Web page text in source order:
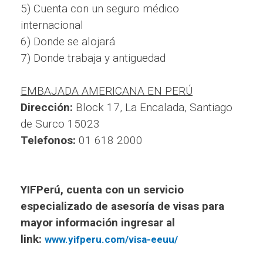
5) Cuenta con un seguro médico
internacional
6) Donde se alojará
7) Donde trabaja y antiguedad
EMBAJADA AMERICANA EN PERÚ
Dirección: Block 17, La Encalada, Santiago
de Surco 15023
Telefonos: 01 618 2000
YIFPerú, cuenta con un servicio
especializado de asesoría de visas para
mayor información ingresar al
link: www.yifperu.com/visa-eeuu/